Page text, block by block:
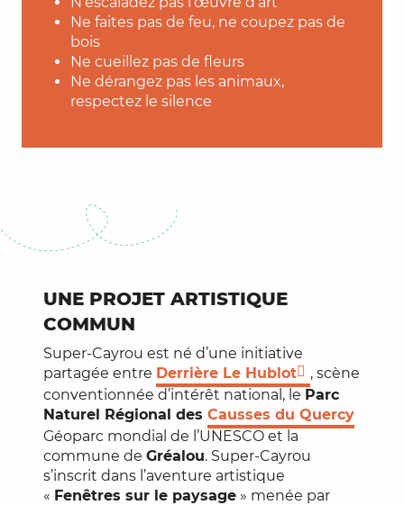
Ne faites pas de feu, ne coupez pas de
bois
Ne cueillez pas de fleurs
Ne dérangez pas les animaux,
respectez le silence
UNE PROJET ARTISTIQUE
COMMUN
Super-Cayrou est né d’une initiative
partagée entre Derrière Le Hublot
, scène
conventionnée d’intérêt national, le Parc
Naturel Régional des Causses du Quercy
Géoparc mondial de l’UNESCO et la
commune de Gréalou. Super-Cayrou
s’inscrit dans l’aventure artistique
« Fenêtres sur le paysage » menée par